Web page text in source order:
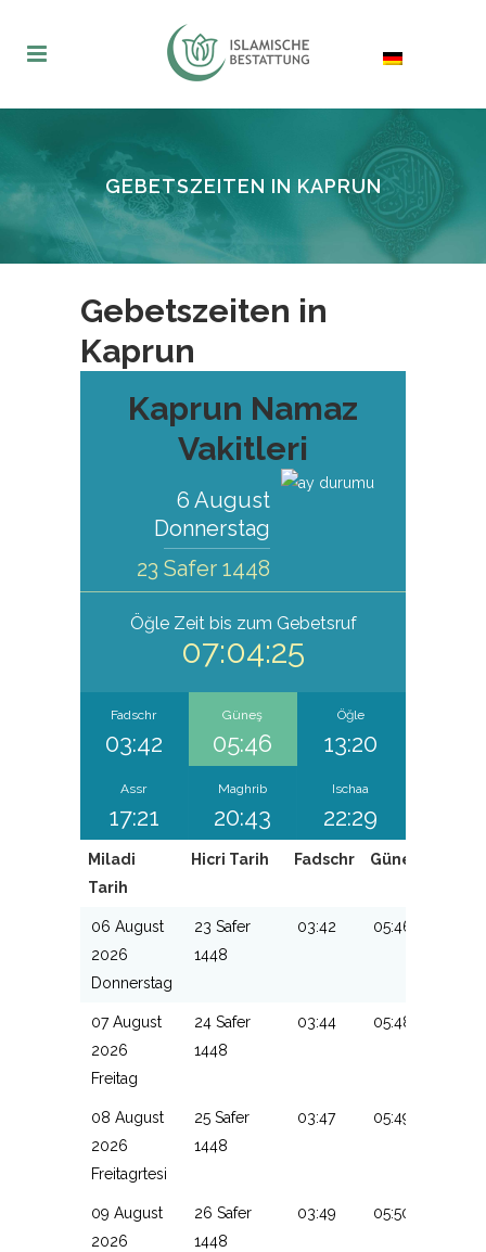
GEBETSZEITEN IN KAPRUN
Gebetszeiten in
Kaprun
Kaprun Namaz
Vakitleri
6 August
Donnerstag
23 Safer 1448
ÖğleZeit bis zum Gebetsruf
07:04:24
Fadschr
03:42
Güneş
05:46
Öğle
13:20
Assr
17:21
Maghrib
20:43
Ischaa
22:29
Miladi
Tarih
Hicri Tarih Fadschr Güneş
06 August
2026
Donnerstag
23 Safer
1448
03:42 05:46
07 August
2026
Freitag
24 Safer
1448
03:44 05:48
08 August
2026
Freitagrtesi
25 Safer
1448
03:47 05:49
09 August
2026
26 Safer
1448
03:49 05:50